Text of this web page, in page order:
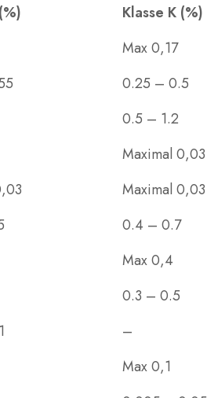
Klasse K (%)
Max 0,17
0.25 – 0.5
0.5 – 1.2
Maximal 0,03
Maximal 0,03
0.4 – 0.7
Max 0,4
0.3 – 0.5
–
Max 0,1